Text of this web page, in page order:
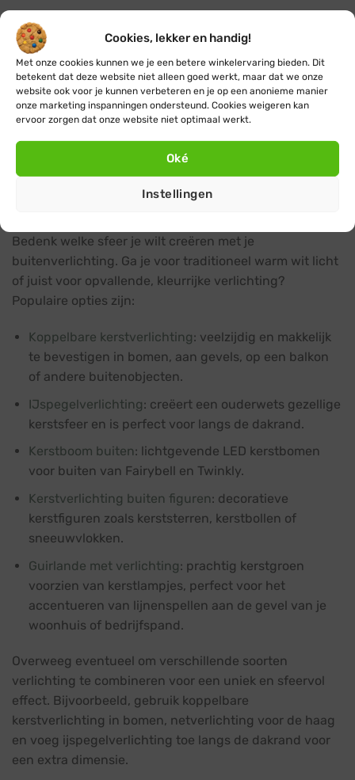
Cookies, lekker en handig!
Met onze cookies kunnen we je een betere winkelervaring bieden. Dit
betekent dat deze website niet alleen goed werkt, maar dat we onze
website ook voor je kunnen verbeteren en je op een anonieme manier
onze marketing inspanningen ondersteund. Cookies weigeren kan
ervoor zorgen dat onze website niet optimaal werkt.
Oké
Instellingen
Al onze kerstverlichting producten hebben minimaal
een IP44-certificering, en de producten van Blynx
Connect hebben zelfs een IP67-certificering. Deze zijn
overigens ook allemaal koppelbaar met elkaar.
Kies voor LED-verlichting, deze is energiezuinig,
duurzaam en geeft een helder, warm licht. LED-
verlichting heeft ook een lange levensduur, waardoor je
jarenlang plezier kunt hebben van je investering.
Bedenk welke sfeer je wilt creëren met je
buitenverlichting. Ga je voor traditioneel warm wit licht
of juist voor opvallende, kleurrijke verlichting?
Populaire opties zijn:
Koppelbare kerstverlichting: veelzijdig en makkelijk
te bevestigen in bomen, aan gevels, op een balkon
of andere buitenobjecten.
IJspegelverlichting: creëert een ouderwets gezellige
kerstsfeer en is perfect voor langs de dakrand.
Kerstboom buiten: lichtgevende LED kerstbomen
voor buiten van Fairybell en Twinkly.
Kerstverlichting buiten figuren: decoratieve
kerstfiguren zoals kerststerren, kerstbollen of
sneeuwvlokken.
Guirlande met verlichting: prachtig kerstgroen
voorzien van kerstlampjes, perfect voor het
accentueren van lijnenspellen aan de gevel van je
woonhuis of bedrijfspand.
Overweeg eventueel om verschillende soorten
verlichting te combineren voor een uniek en sfeervol
effect. Bijvoorbeeld, gebruik koppelbare
kerstverlichting in bomen, netverlichting voor de haag
en voeg ijspegelverlichting toe langs de dakrand voor
een extra dimensie.